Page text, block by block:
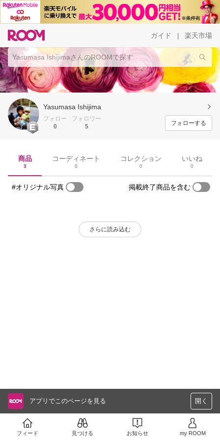
ガイド 楽天市場
Yasumasa Ishijima
フォロー
0
フォロワー
5
フォローする
商品
3
コーディネート
0
コレクション
0
いいね
0
#オリジナル写真 掲載終了商品を含む
さらに読み込む
アプリでこのページを見る 開く
フィード 見つける お知らせ my ROOM